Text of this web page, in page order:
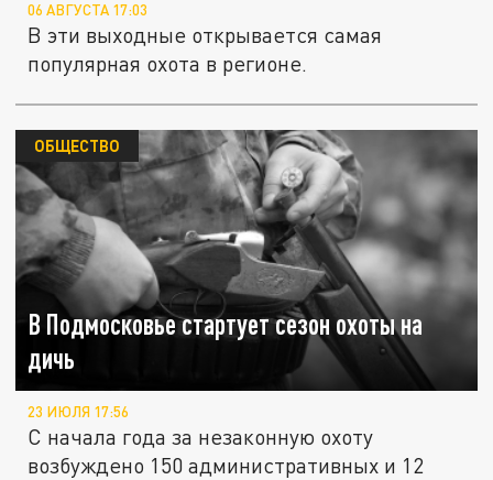
06 АВГУСТА 17:03
В эти выходные открывается самая
популярная охота в регионе.
В Подмосковье стартует сезон охоты на
дичь
ОБЩЕСТВО
23 ИЮЛЯ 17:56
С начала года за незаконную охоту
возбуждено 150 административных и 12